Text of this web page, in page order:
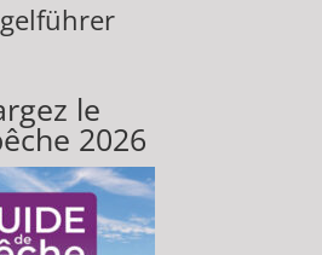
le
2026